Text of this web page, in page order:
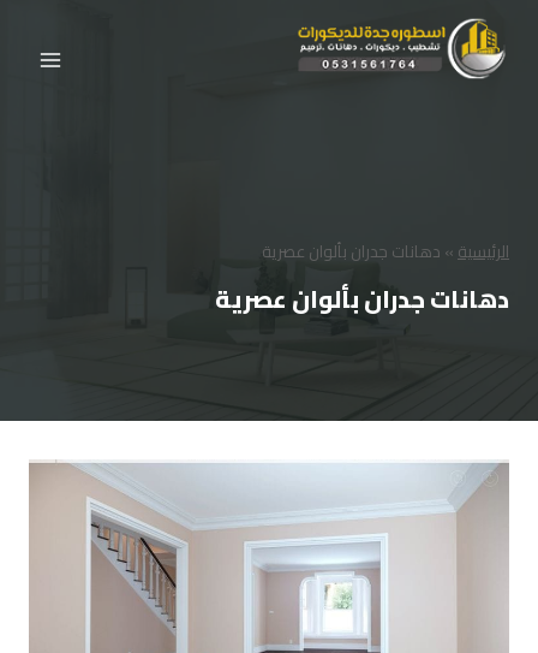
المحتوى
الرئيسية»دهانات جدران بألوان عصرية
دهانات جدران بألوان عصرية